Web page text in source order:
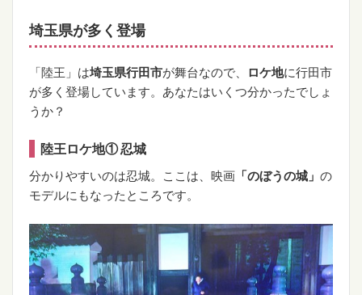
埼玉県が多く登場
「陸王」は埼玉県行田市が舞台なので、 ロケ地に行田市
が多く登場しています。あなたはいくつ分かったでしょ
うか？
陸王ロケ地① 忍城
分かりやすいのは忍城。ここは、映画 「のぼうの城」 の
モデルにもなったところです。